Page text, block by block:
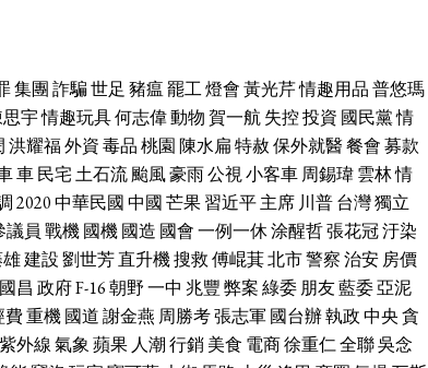
集團詐騙世足 豬瘟罷工燈會黃光芹情趣用品普悠瑪
宇情趣玩具何志偉動物賀一航失控投資 國民黨情
洪耀福外資毒品桃園陳水扁特赦保外就醫餐會募款
車民宅土石流颱風豪雨公視小客車周錫瑋雲林情
2020中華民國中國芒果習近平主席 川普台灣獨立
議員 戰機國機國造 國會一例一休涂醒哲張花冠汙染
建設劉世芳直升機搜救傅崐萁北市警察治安房價
昌 政府F-16朝野一中 兆豐弊案綠委朋友藍委亞泥
費重機國道謝金燕 周勝考張志軍國台辦執政中央貪
紫外線氣象蘋果 人潮行銷美食 電商徐重仁全聯吳念